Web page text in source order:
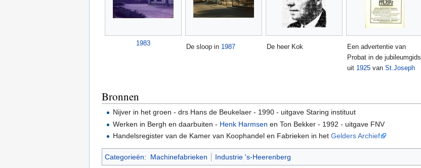
1983 De sloop in 1987 De heer Kok
Een advertentie van
Probat in de jubileumgids
uit 1925 van St.Joseph
Bronnen
Nijver in het groen - drs Hans de Beukelaer - 1990 - uitgave Staring instituut
Werken in Bergh en daarbuiten - Henk Harmsen en Ton Bekker - 1992 - uitgave FNV
Handelsregister van de Kamer van Koophandel en Fabrieken in hetGelders Archief
Categorieën: Machinefabrieken Industrie 's-Heerenberg